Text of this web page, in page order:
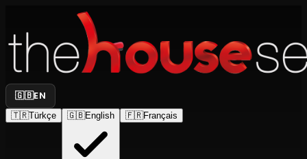
🇬🇧EN
🇹🇷Türkçe 🇬🇧English 🇫🇷Français